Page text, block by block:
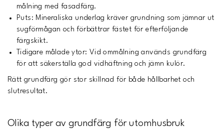
målning med fasadfärg.
Puts: Mineraliska underlag kräver grundning som jämnar ut
sugförmågan och förbättrar fästet för efterföljande
färgskikt.
Tidigare målade ytor: Vid ommålning används grundfärg
för att säkerställa god vidhäftning och jämn kulör.
Rätt grundfärg gör stor skillnad för både hållbarhet och
slutresultat.
Olika typer av grundfärg för utomhusbruk